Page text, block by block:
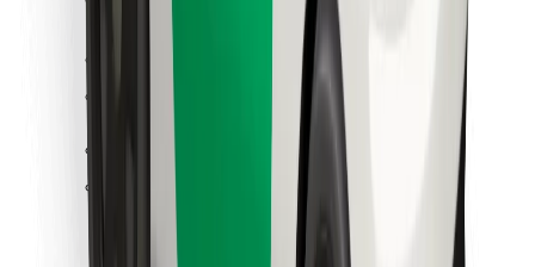
Pár perc alatt ott vagyunk érted!
Bolt alkalmazás letöltése
Találd meg kedvenc ételedet!
Bolt Food app letöltése